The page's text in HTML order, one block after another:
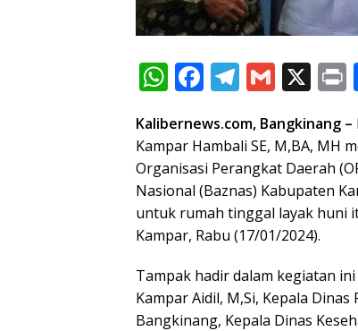
W
at
s
A
p
p
F
e
b
o
o
k
T
e
gr
a
m
G
ai
l
X
t
Kalibernews.com, Bangkinang –
Kampar Hambali SE, M,BA, MH
Organisasi Perangkat Daerah
Nasional (Baznas) Kabupaten
untuk rumah tinggal layak huni
Kampar, Rabu (17/01/2024).
Tampak hadir dalam kegiatan
Kampar Aidil, M,Si, Kepala
Bangkinang, Kepala Dinas